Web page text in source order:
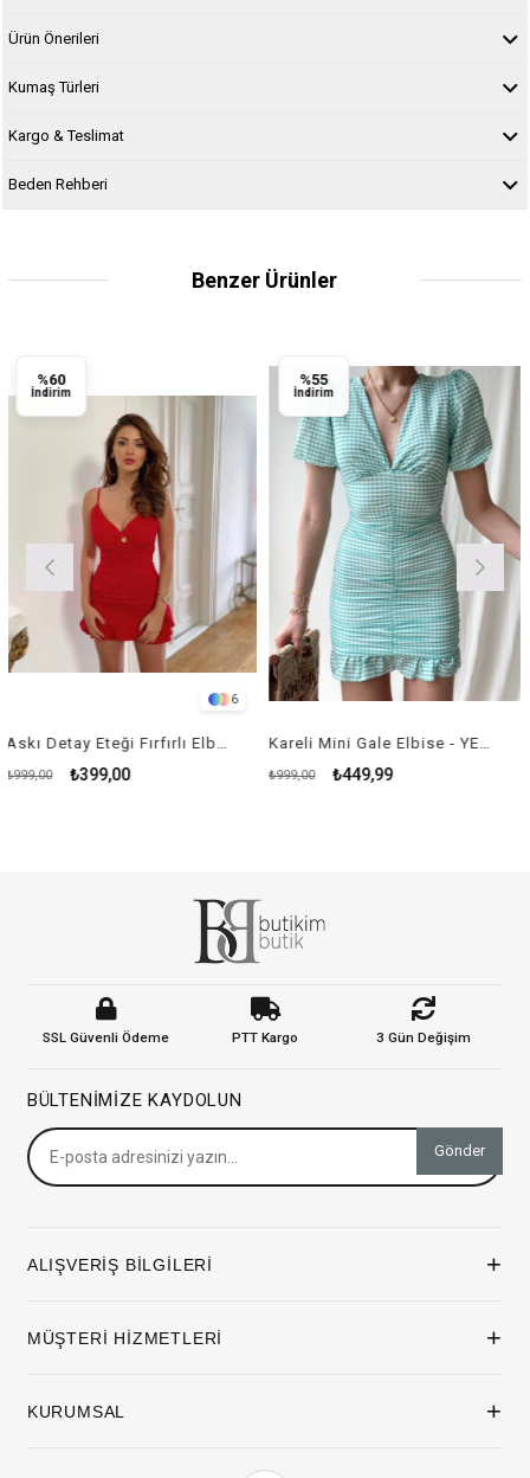
Ürün Önerileri
Kumaş Türleri
Kargo & Teslimat
Beden Rehberi
Benzer Ürünler
Askı Detay Eteği Fırfırlı Elbise - KIRMIZI Kareli Mini Gale Elbise - YEŞİL
₺449,99
İndirim İndirim
SSL Güvenli Ödeme PTT Kargo 3 Gün Değişim
BÜLTENIMIZE KAYDOLUN
Gönder
ALIŞVERİŞ BİLGİLERİ +
MÜŞTERİ HİZMETLERİ +
KURUMSAL +